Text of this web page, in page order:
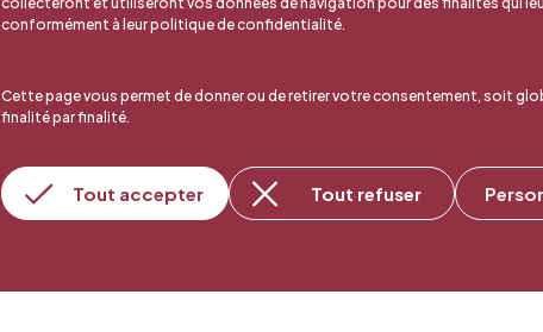
conformément à leur politique de confidentialité.
Cette page vous permet de donner ou de retirer votre consentement, soit
finalité par finalité.
Tout accepter Tout refuser